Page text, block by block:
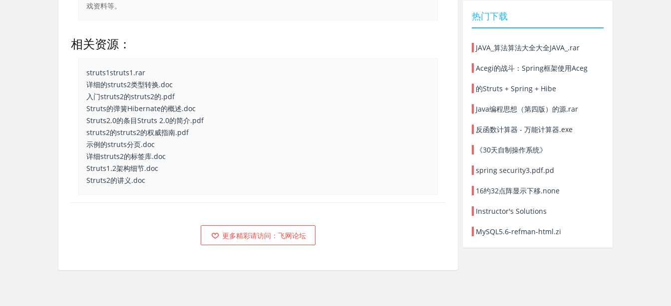
戏资料等。
相关资源：
struts1struts1.rar
详细的struts2类型转换.doc
入门struts2的struts2的.pdf
Struts的弹簧Hibernate的概述.doc
Struts2.0的条目Struts 2.0的简介.pdf
struts2的struts2的权威指南.pdf
示例的struts分页.doc
详细struts2的标签库.doc
Struts1.2架构细节.doc
Struts2的讲义.doc
更多精彩请访问：飞网论坛
热门下载
JAVA_算法算法大全大全JAVA_.rar
Acegi的战斗：Spring框架使用Aceg
的Struts + Spring + Hibe
Java编程思想（第四版）的源.rar
反函数计算器 - 万能计算器.exe
《30天自制操作系统》
spring security3.pdf.pd
16约32点阵显示下移.none
Instructor's Solutions
MySQL5.6-refman-html.zi